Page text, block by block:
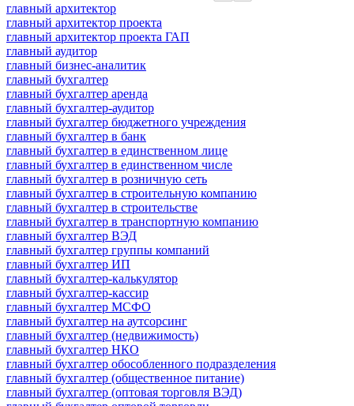
главный архитектор
главный архитектор проекта
главный архитектор проекта ГАП
главный аудитор
главный бизнес-аналитик
главный бухгалтер
главный бухгалтер аренда
главный бухгалтер-аудитор
главный бухгалтер бюджетного учреждения
главный бухгалтер в банк
главный бухгалтер в единственном лице
главный бухгалтер в единственном числе
главный бухгалтер в розничную сеть
главный бухгалтер в строительную компанию
главный бухгалтер в строительстве
главный бухгалтер в транспортную компанию
главный бухгалтер ВЭД
главный бухгалтер группы компаний
главный бухгалтер ИП
главный бухгалтер-калькулятор
главный бухгалтер-кассир
главный бухгалтер МСФО
главный бухгалтер на аутсорсинг
главный бухгалтер (недвижимость)
главный бухгалтер НКО
главный бухгалтер обособленного подразделения
главный бухгалтер (общественное питание)
главный бухгалтер (оптовая торговля ВЭД)